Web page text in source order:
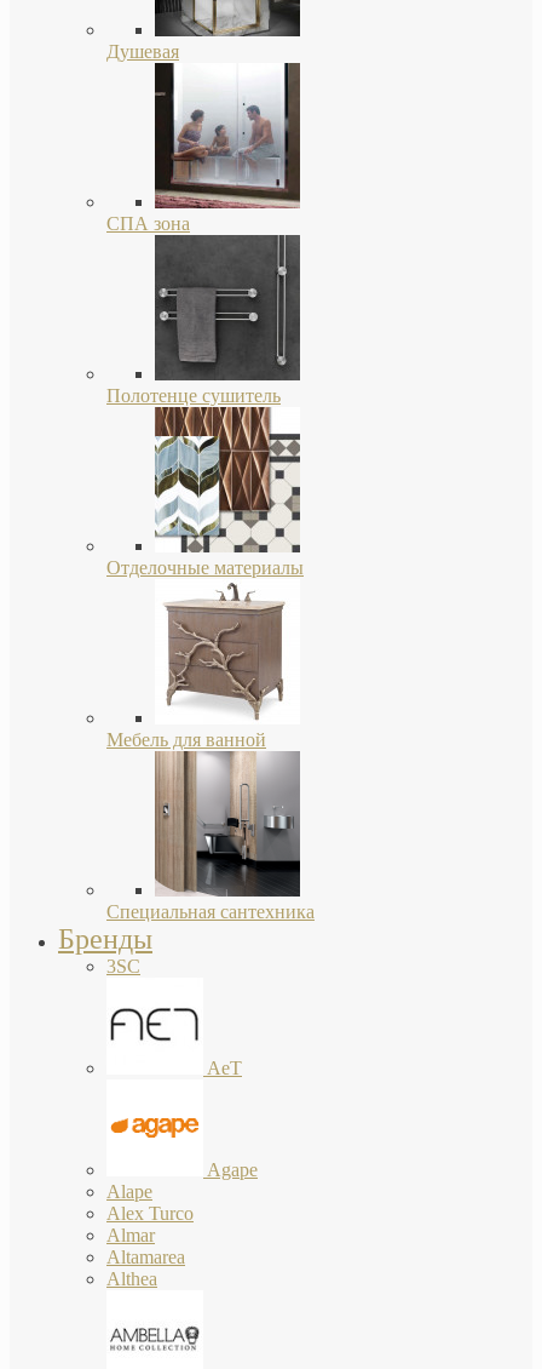
Душевая
СПА зона
Полотенце сушитель
Отделочные материалы
Мебель для ванной
Специальная сантехника
Бренды
3SC
AeT
Agape
Alape
Alex Turco
Almar
Altamarea
Althea